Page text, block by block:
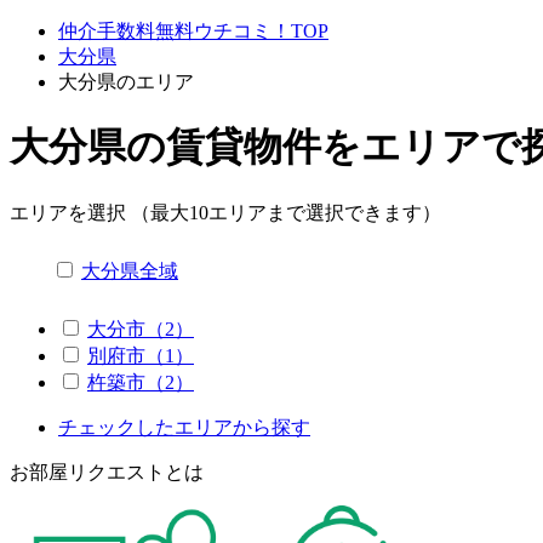
仲介手数料無料ウチコミ！TOP
大分県
大分県のエリア
大分県の賃貸物件をエリアで
エリアを選択 （最大10エリアまで選択できます）
大分県全域
大分市（2）
別府市（1）
杵築市（2）
チェックしたエリアから探す
お部屋リクエストとは